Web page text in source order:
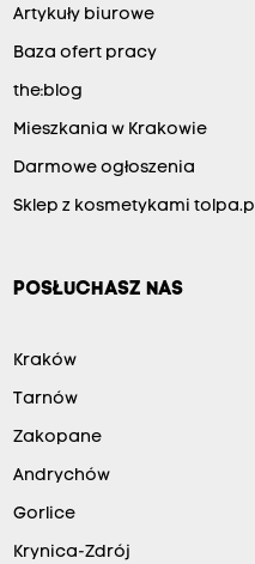
Artykuły biurowe
Baza ofert pracy
the:blog
Mieszkania w Krakowie
Darmowe ogłoszenia
Sklep z kosmetykami tolpa.pl
POSŁUCHASZ NAS
Kraków
Tarnów
Zakopane
Andrychów
Gorlice
Krynica-Zdrój